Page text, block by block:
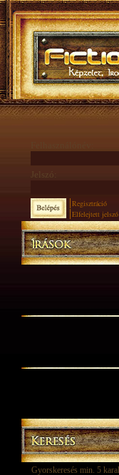
Jelszó:
Regisztráció
Elfelejtett jelszó